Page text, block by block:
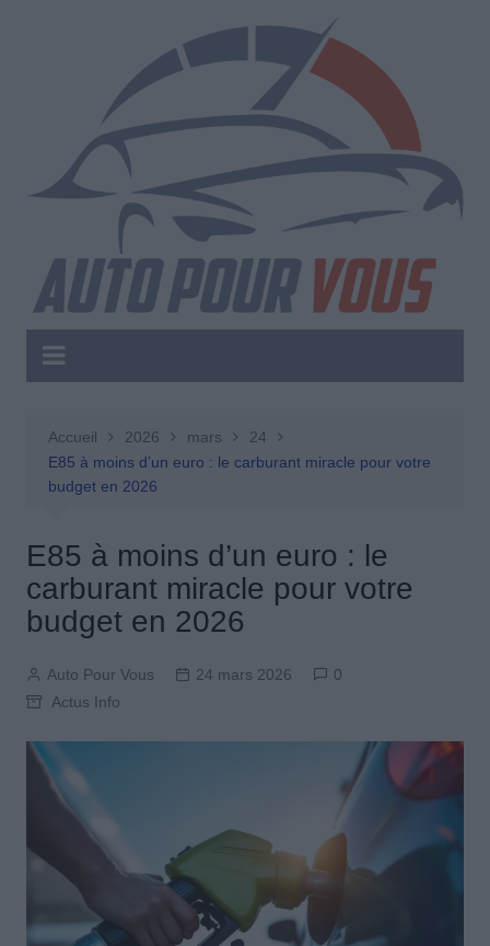
Accueil 2026 mars
24
E85 à moins d’un euro : le carburant miracle pour votre
budget en 2026
E85 à moins d’un euro : le
carburant miracle pour votre
budget en 2026
Auto Pour Vous 24 mars 2026
0
Actus Info